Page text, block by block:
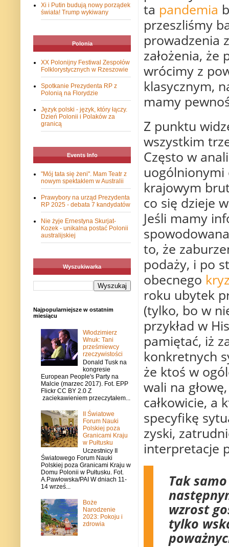
ta pandemia
przeszliśmy
prowadzenia
założenia,
wrócimy z
klasycznym,
mamy
Z punktu
wszystkim
Często w
uogólnionymi
krajowym
co się dzieje
Jeśli mamy
to, że
podaży, i po
obecnego
roku ubytek
(tylko, bo w
przykład w
pamiętać, iż
konkretnych
że ktoś w
wali na
całkowicie, a
specyfikę
zyski,
interpretacje
Tak
wzrost
tylko
Xi i Putin budują nowy porządek
świata! Trump wykiwany
Polonia
XX Polonijny Festiwal Zespołów
Folklorystycznych w Rzeszowie
Spotkanie Prezydenta RP z
Polonią na Florydzie
Język polski - język, który łączy.
Dzień Polonii i Polaków za
granicą
Events Info
"Mój tata się żeni". Mam Teatr z
nowym spektaklem w Australii
Prawybory na urząd Prezydenta
RP 2025 - debata 7 kandydatów
Nie żyje Ernestyna Skurjat-
Kozek - unikalna postać Polonii
australijskiej
Wyszukiwarka
Najpopularniejsze w ostatnim
miesiącu
Włodzimierz
Wnuk: Tani
prześmiewcy
rzeczywistości
Donald Tusk na
kongresie
European People's Party na
Malcie (marzec 2017). Fot. EPP
Flickr CC BY 2.0 Z
zaciekawieniem przeczytałem...
II Światowe
Forum Nauki
Polskiej poza
Granicami Kraju
w Pułtusku
Uczestnicy II
Światowego Forum Nauki
Polskiej poza Granicami Kraju w
Domu Polonii w Pułtusku. Fot.
A.Pawłowska/PAI W dniach 11-
14 wrześ...
Boże
Narodzenie
2023: Pokoju i
zdrowia